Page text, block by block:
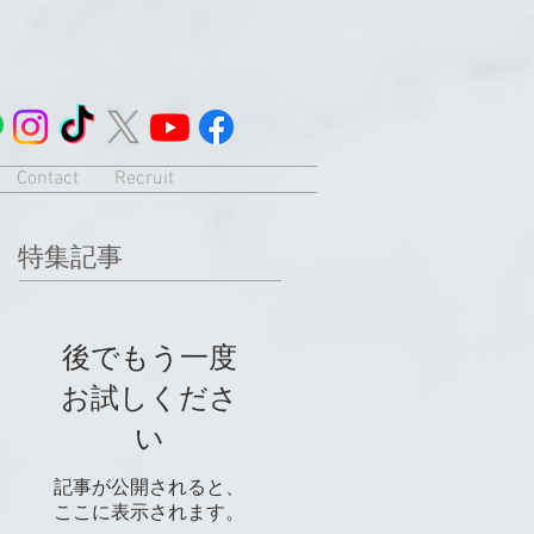
Contact Recruit
特集記事
後でもう一度
お試しくださ
い
記事が公開されると、
ここに表示されます。